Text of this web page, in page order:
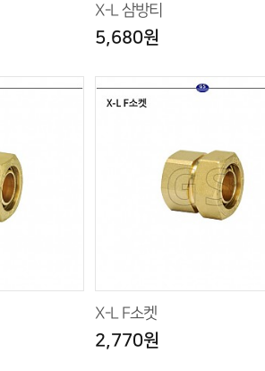
X-L 삼방티
5,680원
X-L F소켓
2,770원